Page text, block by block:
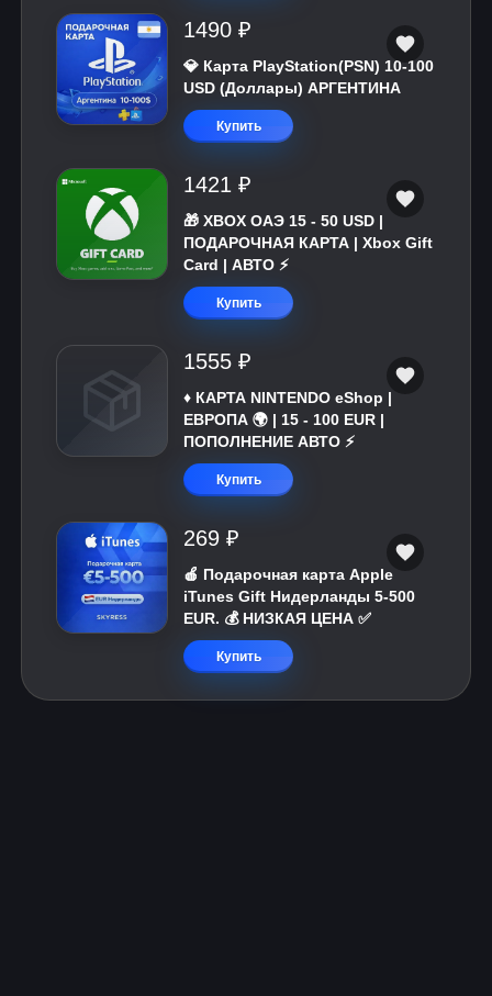
1490 ₽
💎 Карта PlayStation(PSN) 10-100
USD (Доллары) АРГЕНТИНА
Купить
1421 ₽
🎁 XBOX ОАЭ 15 - 50 USD |
ПОДАРОЧНАЯ КАРТА | Xbox Gift
Card | АВТО ⚡
Купить
1555 ₽
♦️ КАРТА NINTENDO eShop |
ЕВРОПА 🌍 | 15 - 100 EUR |
ПОПОЛНЕНИЕ АВТО ⚡
Купить
269 ₽
🍎 Подарочная карта Apple
iTunes Gift Нидерланды 5-500
EUR. 💰 НИЗКАЯ ЦЕНА ✅
Купить